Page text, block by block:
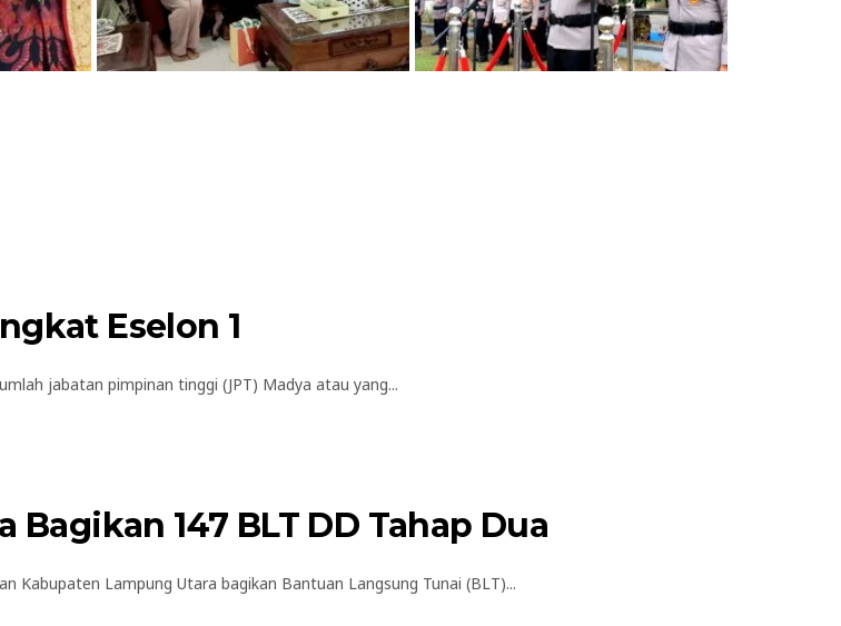
05/08/2026
Eselon 1
jabatan pimpinan tinggi (JPT) Madya atau yang...
147 BLT DD Tahap Dua
Kabupaten Lampung Utara bagikan Bantuan Langsung Tunai (BLT)...